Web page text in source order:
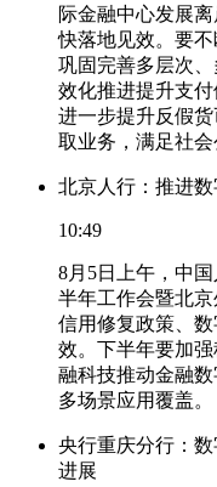
际金融中心发展
快落地见效。要
巩固完善多层次
效化推进提升支
进一步提升反假
取业务，满足社会
北京人行：推进
10:49
8月5日上午，中
半年工作会暨北
信用修复政策、
效。下半年要加
融科技推动金融
多场景应用覆盖。
央行重庆分行：
进展